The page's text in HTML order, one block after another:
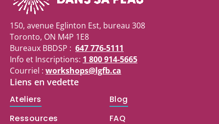
150, avenue Eglinton Est, bureau 308
Toronto, ON M4P 1E8
Bureaux BBDSP : 647 776-5111
Info et Inscriptions: 1 800 914-5665
Courriel : workshops@lgfb.ca
Liens en vedette
Ateliers
Blog
Ressources
FAQ